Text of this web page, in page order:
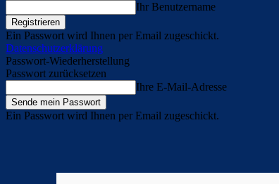
Ihr Benutzername
Ein Passwort wird Ihnen per Email zugeschickt.
Datenschutzerklärung
Passwort-Wiederherstellung
Passwort zurücksetzen
Ihre E-Mail-Adresse
Ein Passwort wird Ihnen per Email zugeschickt.